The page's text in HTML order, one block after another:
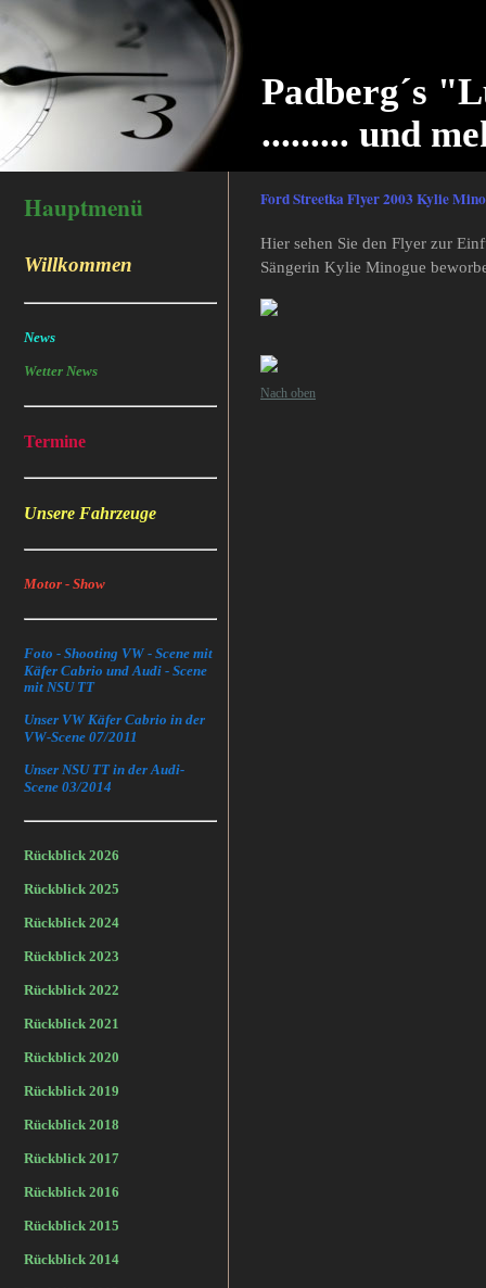
Padberg´s
......... und
Hauptmenü
Willkommen
News
Wetter News
Termine
Unsere Fahrzeuge
Motor - Show
Foto - Shooting VW - Scene mit
Käfer Cabrio und Audi - Scene
mit NSU TT
Unser VW Käfer Cabrio in der
VW-Scene 07/2011
Unser NSU TT in der Audi-
Scene 03/2014
Rückblick 2026
Rückblick 2025
Rückblick 2024
Rückblick 2023
Rückblick 2022
Rückblick 2021
Rückblick 2020
Rückblick 2019
Rückblick 2018
Rückblick 2017
Rückblick 2016
Rückblick 2015
Rückblick 2014
Ford Streetka Flyer 2003 Kylie
Hier sehen Sie den Flyer zur
Sängerin Kylie Minogue
Nach oben